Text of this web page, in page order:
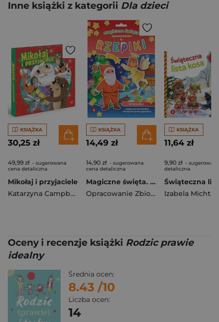
Inne książki z kategorii Dla dzieci
KSIĄŻKA
30,25 zł
49,99 zł - sugerowana
cena detaliczna
Mikołaj i przyjaciele
Katarzyna Campbell
KSIĄŻKA
14,49 zł
14,90 zł - sugerowana
cena detaliczna
Magiczne święta. Opowiadanka & rzepiki
Opracowanie Zbiorowe
KSIĄŻKA
11,64 zł
9,90 zł -
detaliczna
Izabela Michta
Oceny i recenzje książki Rodzic prawie
idealny
Średnia ocen:
8.43 /10
Liczba ocen:
14